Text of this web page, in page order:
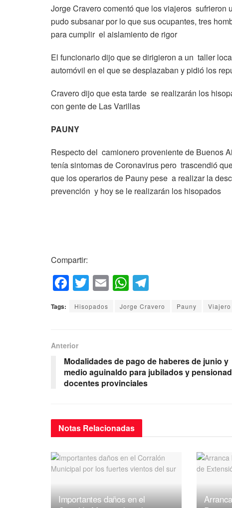
Jorge Cravero comentó que los viajeros
pudo subsanar por lo que sus ocupantes, tres
para cumplir el aislamiento de rigor
El funcionario dijo que se dirigieron a un taller
automóvil en el que se desplazaban y pidió los
Cravero dijo que esta tarde se realizarán los
con gente de Las Varillas
PAUNY
Respecto del camionero proveniente de Buenos
tenía sintomas de Coronavirus pero trascendió
que los operarios de Pauny pese a realizar la
prevención y hoy se le realizarán los hisopados
Compartir:
F
a
c
b
o
o
T
wi
tt
E
m
ail
W
h
at
p
p
el
e
m
Tags: Hisopados Jorge Cravero Pauny Viajero
Anterior
Modalidades de pago de haberes de junio y
medio aguinaldo para jubilados y
docentes provinciales
Notas Relacionadas
Importantes daños en el